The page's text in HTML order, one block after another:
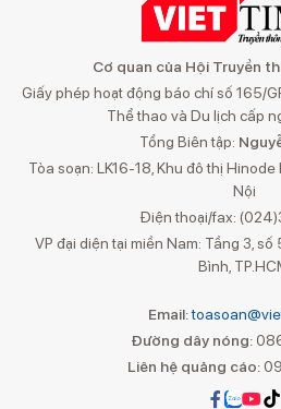
Cơ quan của Hội Truyền
Giấy phép hoạt động báo chí số 165/
Thể thao và Du lịch cấp
Tổng Biên tập:
Tòa soạn: LK16-18, Khu đô thị
Nội
Điện thoại/fax:
VP đại diện tại miền Nam: Tầng 3,
Bình,
Email:
Đường dây nóng:
Liên hệ quảng cáo: